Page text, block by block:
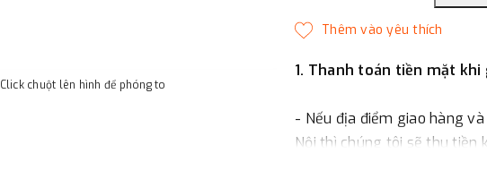
Click chuột lên hình để phóng to
1. Thanh toán tiền mặt khi
- Nếu địa điểm giao hàng
Nội thì chúng tôi sẽ thu tiền
một phần giá trị đơn hàng